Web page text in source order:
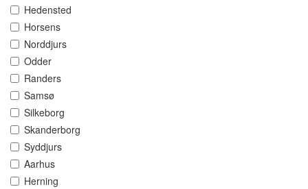
Hedensted
Horsens
Norddjurs
Odder
Randers
Samsø
Silkeborg
Skanderborg
Syddjurs
Aarhus
Herning